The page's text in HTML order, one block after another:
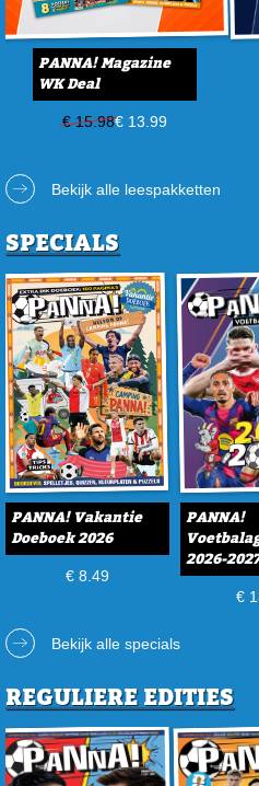
PANNA! Magazine
WK Deal
€ 15.98€ 13.99
Bekijk alle leespakketten
SPECIALS
PANNA! Vakantie
Doeboek 2026
€ 8.49
PANNA!
2026-2027
€
Bekijk alle specials
REGULIERE EDITIES